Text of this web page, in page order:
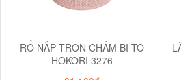
RỔ NẮP TRÒN CHẤM BI TO
HOKORI 3276